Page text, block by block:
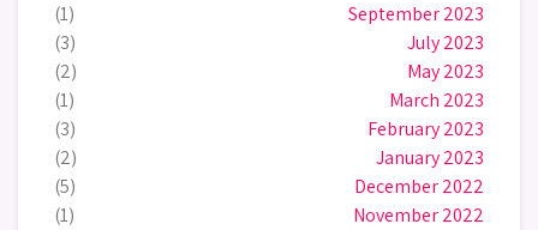
September 2023
(1)
July 2023
(3)
May 2023
(2)
March 2023
(1)
February 2023
(3)
January 2023
(2)
December 2022
(5)
November 2022
(1)